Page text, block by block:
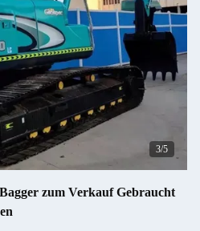
4/5
zum Verkauf Gebraucht